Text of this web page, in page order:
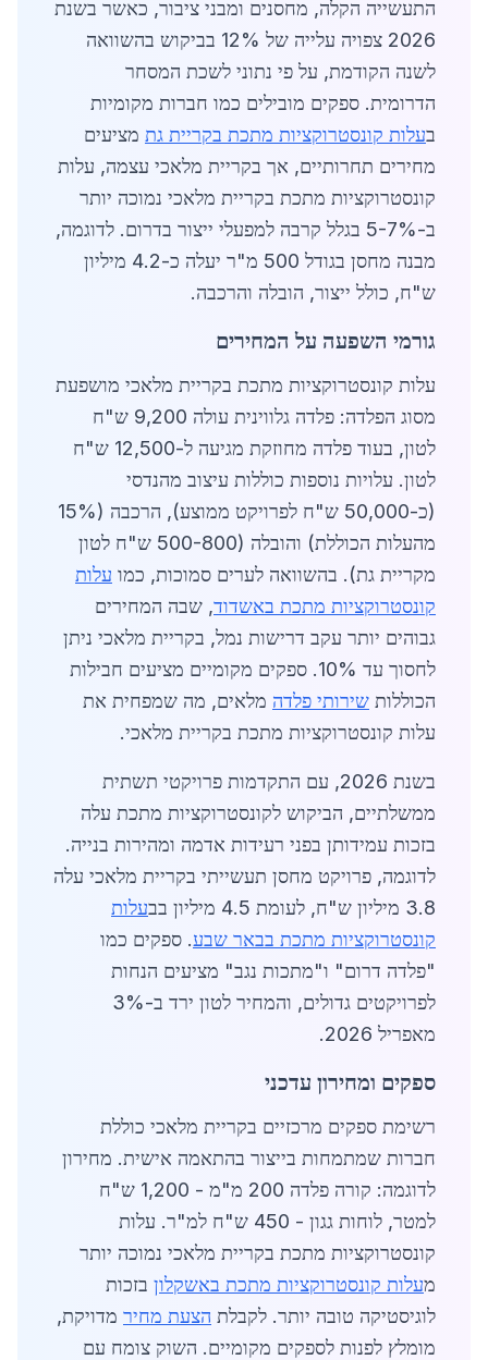
התעשייה הקלה, מחסנים ומבני ציבור, כאשר בשנת
2026 צפויה עלייה של 12% בביקוש בהשוואה
לשנה הקודמת, על פי נתוני לשכת המסחר
הדרומית. ספקים מובילים כמו חברות מקומיות
בעלות קונסטרוקציות מתכת בקריית גת מציעים
מחירים תחרותיים, אך בקריית מלאכי עצמה, עלות
קונסטרוקציות מתכת בקריית מלאכי נמוכה יותר
ב-5-7% בגלל קרבה למפעלי ייצור בדרום. לדוגמה,
מבנה מחסן בגודל 500 מ"ר יעלה כ-4.2 מיליון
ש"ח, כולל ייצור, הובלה והרכבה.
גורמי השפעה על המחירים
עלות קונסטרוקציות מתכת בקריית מלאכי מושפעת
מסוג הפלדה: פלדה גלווינית עולה 9,200 ש"ח
לטון, בעוד פלדה מחוזקת מגיעה ל-12,500 ש"ח
לטון. עלויות נוספות כוללות עיצוב מהנדסי
(כ-50,000 ש"ח לפרויקט ממוצע), הרכבה (15%
מהעלות הכוללת) והובלה (500-800 ש"ח לטון
מקריית גת). בהשוואה לערים סמוכות, כמו עלות
קונסטרוקציות מתכת באשדוד, שבה המחירים
גבוהים יותר עקב דרישות נמל, בקריית מלאכי ניתן
לחסוך עד 10%. ספקים מקומיים מציעים חבילות
הכוללות שירותי פלדה מלאים, מה שמפחית את
עלות קונסטרוקציות מתכת בקריית מלאכי.
בשנת 2026, עם התקדמות פרויקטי תשתית
ממשלתיים, הביקוש לקונסטרוקציות מתכת עלה
בזכות עמידותן בפני רעידות אדמה ומהירות בנייה.
לדוגמה, פרויקט מחסן תעשייתי בקריית מלאכי עלה
3.8 מיליון ש"ח, לעומת 4.5 מיליון בב
עלות
קונסטרוקציות מתכת בבאר שבע. ספקים כמו
"פלדה דרום" ו"מתכות נגב" מציעים הנחות
לפרויקטים גדולים, והמחיר לטון ירד ב-3%
מאפריל 2026.
ספקים ומחירון עדכני
רשימת ספקים מרכזיים בקריית מלאכי כוללת
חברות שמתמחות בייצור בהתאמה אישית. מחירון
לדוגמה: קורה פלדה 200 מ"מ - 1,200 ש"ח
למטר, לוחות גגון - 450 ש"ח למ"ר. עלות
קונסטרוקציות מתכת בקריית מלאכי נמוכה יותר
מעלות קונסטרוקציות מתכת באשקלון בזכות
לוגיסטיקה טובה יותר. לקבלת הצעת מחיר מדויקת,
מומלץ לפנות לספקים מקומיים. השוק צומח עם